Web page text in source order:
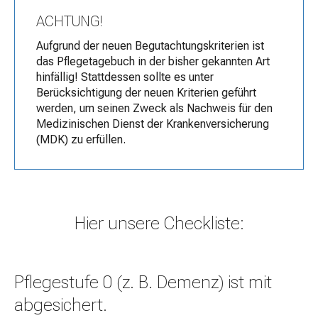
ACHTUNG!
Aufgrund der neuen Begutachtungskriterien ist
das Pflegetagebuch in der bisher gekannten Art
hinfällig! Stattdessen sollte es unter
Berücksichtigung der neuen Kriterien geführt
werden, um seinen Zweck als Nachweis für den
Medizinischen Dienst der Krankenversicherung
(MDK) zu erfüllen.
Hier unsere Checkliste:
Pflegestufe 0 (z. B. Demenz) ist mit
abgesichert.